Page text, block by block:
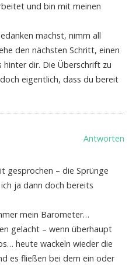
und bin mit meinen
machst, nimm all
den nächsten Schritt, einen
dir. Die Überschrift zu
eigentlich, dass du bereit
Antworten
gesprochen – die Sprünge
ja dann doch bereits
mein Barometer…
gelacht – wenn überhaupt
heute wackeln wieder die
es fließen bei dem ein oder